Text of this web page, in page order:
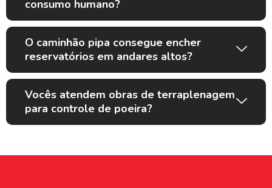
consumo humano?
O caminhão pipa consegue encher
reservatórios em andares altos?
Vocês atendem obras de terraplenagem
para controle de poeira?